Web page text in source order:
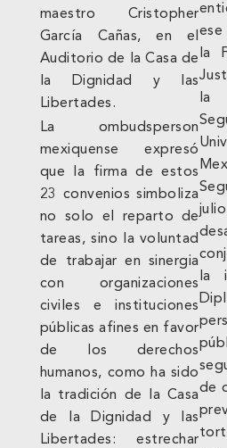
maestro Cristopher
García Cañas, en el
Auditorio de la Casa de
la Dignidad y las
Libertades.
La ombudsperson
mexiquense expresó
que la firma de estos
23 convenios simboliza
no solo el reparto de
tareas, sino la voluntad
de trabajar en sinergia
con organizaciones
civiles e instituciones
públicas afines en favor
de los derechos
humanos, como ha sido
la tradición de la Casa
de la Dignidad y las
Libertades: estrechar
la
la
la
de